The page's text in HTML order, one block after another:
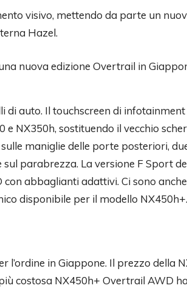
visivo, mettendo da parte un
Hazel.
di auto. Il touchscreen di
NX350h, sostituendo il vecchio
maniglie delle porte posteriori,
parabrezza. La versione F Sport
abbaglianti adattivi. Ci sono
disponibile per il modello NX450h+.
l’ordine in Giappone. Il prezzo della
costosa NX450h+ Overtrail AWD